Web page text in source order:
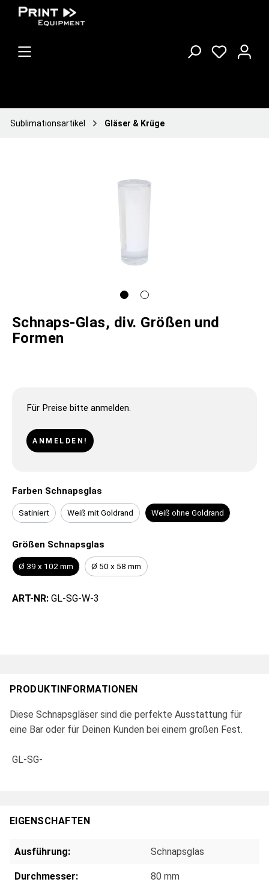
Sublimationsartikel Gläser & Krüge
Schnaps-Glas, div. Größen und
Formen
Für Preise bitte anmelden.
ANMELDEN!
Farben Schnapsglas
Satiniert Weiß mit Goldrand Weiß ohne Goldrand
Größen Schnapsglas
Ø 39 x 102 mm Ø 50 x 58 mm
ART-NR: GL-SG-W-3
PRODUKTINFORMATIONEN
Diese Schnapsgläser sind die perfekte Ausstattung für
eine Bar oder für Deinen Kunden bei einem großen Fest.
GL-SG-
EIGENSCHAFTEN
Ausführung: Schnapsglas
Durchmesser: 80 mm